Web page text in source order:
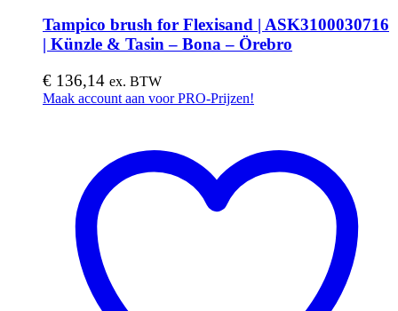
Tampico brush for Flexisand | ASK3100030716
| Künzle & Tasin – Bona – Örebro
€ 136,14 ex. BTW
Maak account aan voor PRO-Prijzen!